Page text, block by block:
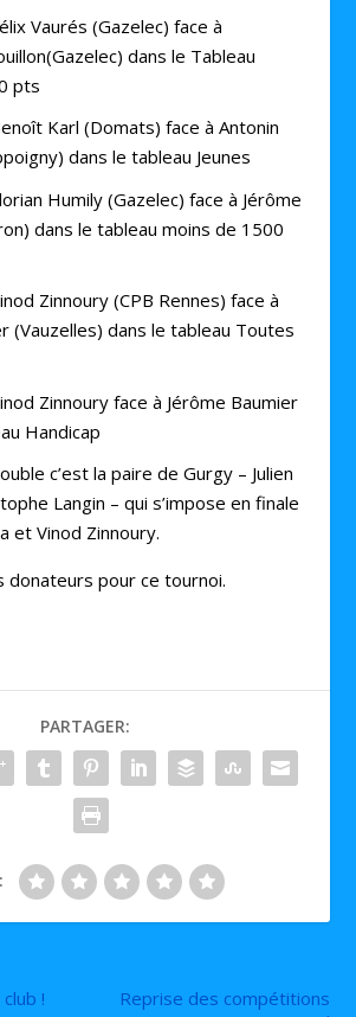
Vaurés (Gazelec) face à
dans le Tableau
pts
Karl (Domats) face à Antonin
dans le tableau Jeunes
Humily (Gazelec) face à Jérôme
dans le tableau moins de 1500
Zinnoury (CPB Rennes) face à
(Vauzelles) dans le tableau Toutes
Zinnoury face à Jérôme Baumier
Handicap
c’est la paire de Gurgy – Julien
Langin – qui s’impose en finale
et Vinod Zinnoury.
donateurs pour ce tournoi.
PARTAGER:
!
Reprise des compétitions